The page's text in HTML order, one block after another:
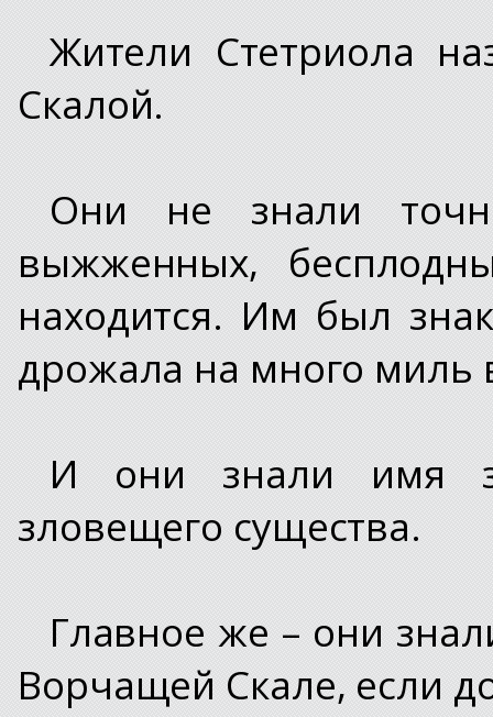
Жители Стетриола
Скалой.
Они не знали
выжженных,
находится. Им был
дрожала на много миль
И они знали имя
зловещего существа.
Главное же – они
Ворчащей Скале, если